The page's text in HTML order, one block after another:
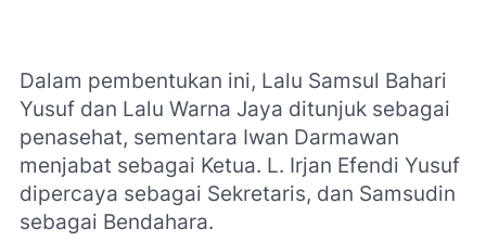
Dalam pembentukan ini, Lalu Samsul Bahari
Yusuf dan Lalu Warna Jaya ditunjuk sebagai
penasehat, sementara Iwan Darmawan
menjabat sebagai Ketua. L. Irjan Efendi Yusuf
dipercaya sebagai Sekretaris, dan Samsudin
sebagai Bendahara.